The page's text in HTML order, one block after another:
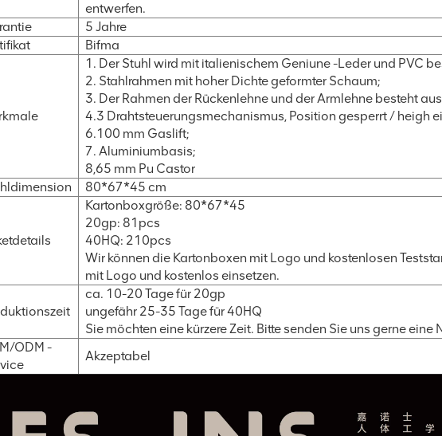
entwerfen.
5 Jahre
Bifma
1. Der Stuhl wird mit italienischem Geniune -Leder und PVC
2. Stahlrahmen mit hoher Dichte geformter Schaum;
3. Der Rahmen der Rückenlehne und der Armlehne besteht
4.3 Drahtsteuerungsmechanismus, Position gesperrt / heigh
6.100 mm Gaslift;
7. Aluminiumbasis;
8,65 mm Pu Castor
80*67*45 cm
Kartonboxgröße: 80*67*45
20gp: 81pcs
40HQ: 210pcs
Wir können die Kartonboxen mit Logo und kostenlosen
mit Logo und kostenlos einsetzen.
ca. 10-20 Tage für 20gp
ungefähr 25-35 Tage für 40HQ
Sie möchten eine kürzere Zeit. Bitte senden Sie uns gerne eine
ODM -
Akzeptabel